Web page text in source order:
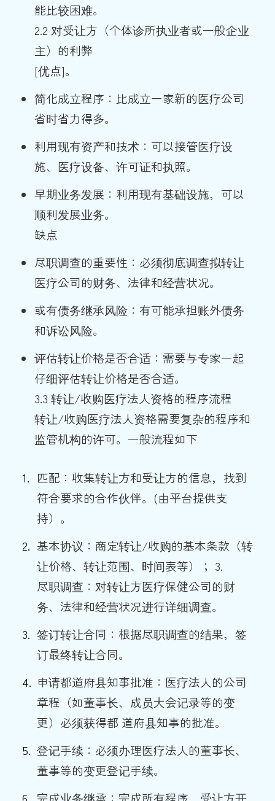
能比较困难。
2.2 对受让方（个体诊所执业者或一般企业
主）的利弊
[优点]。
简化成立程序：比成立一家新的医疗公司
省时省力得多。
利用现有资产和技术：可以接管医疗设
施、医疗设备、许可证和执照。
早期业务发展：利用现有基础设施，可以
顺利发展业务。
缺点
尽职调查的重要性：必须彻底调查拟转让
医疗公司的财务、法律和经营状况。
或有债务继承风险：有可能承担账外债务
和诉讼风险。
评估转让价格是否合适：需要与专家一起
仔细评估转让价格是否合适。
3.3 转让/收购医疗法人资格的程序流程
转让/收购医疗法人资格需要复杂的程序和
监管机构的许可。一般流程如下
匹配：收集转让方和受让方的信息，找到
符合要求的合作伙伴。(由平台提供支
持）。
基本协议：商定转让/收购的基本条款（转
让价格、转让范围、时间表等）； 3.
尽职调查：对转让方医疗保健公司的财
务、法律和经营状况进行详细调查。
签订转让合同：根据尽职调查的结果，签
订最终转让合同。
申请都道府县知事批准：医疗法人的公司
章程（如董事长、成员大会记录等的变
更）必须获得都 道府县知事的批准。
登记手续：必须办理医疗法人的董事长、
董事等的变更登记手续。
完成业务继承：完成所有程序，受让方开